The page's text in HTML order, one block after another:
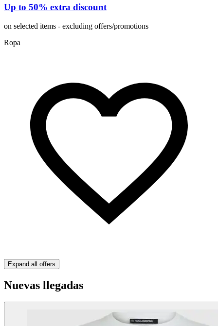
Up to 50% extra discount
on selected items - excluding offers/promotions
Ropa
Expand all offers
Nuevas llegadas